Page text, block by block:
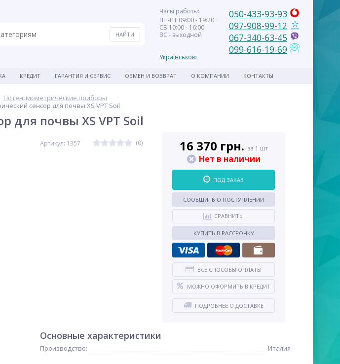
Часы работы:
ПН-ПТ 09:00 - 19:20
СБ 10:00 - 16:00
ВС - выходной
Українською
050-433-93-93
097-908-99-12
067-340-63-45
099-616-19-69
КРЕДИТ ГАРАНТИЯ И СЕРВИС ОБМЕН И ВОЗВРАТ О КОМПАНИИ КОНТАКТЫ
Потенциометрические приборы
сенсор для почвы XS VPT Soil
для почвы XS VPT Soil
Артикул: 1357 (0) 16 370 грн. за 1 шт
Нет в наличии
ПОД ЗАКАЗ
СООБЩИТЬ О ПОСТУПЛЕНИИ
СРАВНИТЬ
КУПИТЬ В РАССРОЧКУ
ВСЕ СПОСОБЫ ОПЛАТЫ
МОЖНО ОФОРМИТЬ В КРЕДИТ
ПОДРОБНЕЕ О ДОСТАВКЕ
Основные характеристики
Производство: Италия